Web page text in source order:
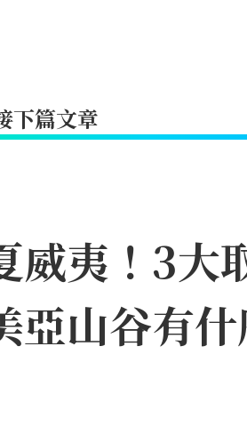
下篇文章
威夷！3大
山谷有什